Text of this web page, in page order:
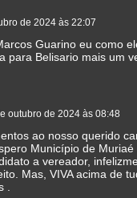
de 2024 às 22:07
Guarino eu como
para Belisario mais um
outubro de 2024 às 08:48
ao nosso querido
Município de Muriaé
a vereador,
Mas, VIVA acima de
.